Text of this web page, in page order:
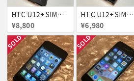
HTC U12+ SIMフリー 354395090093622
¥8,800
HTC U12+ SIMフリー 354395090091634
¥6,980
SOLD SOLD